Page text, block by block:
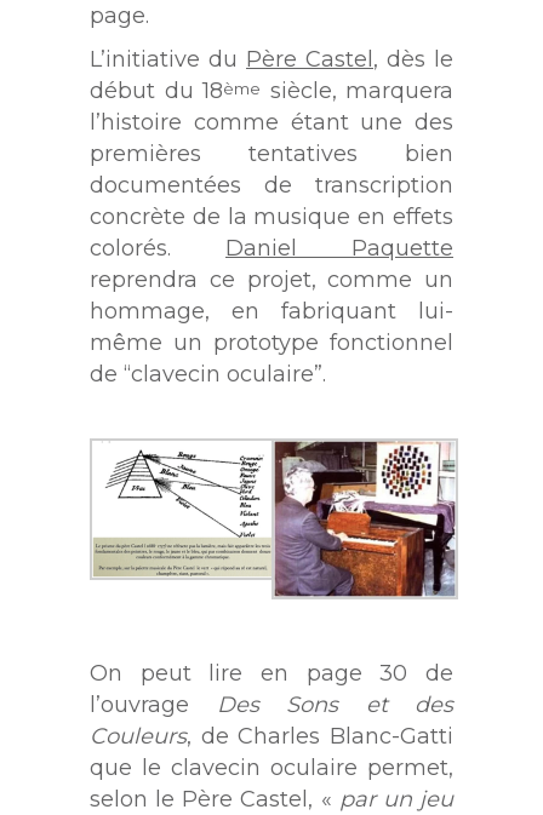
page.
L’initiative du Père Castel , dès le
début du 18ème siècle, marquera
l’histoire comme étant une des
premières tentatives bien
documentées de transcription
concrète de la musique en effets
colorés. Daniel Paquette
reprendra ce projet, comme un
hommage, en fabriquant lui-
même un prototype fonctionnel
de “clavecin oculaire”.
On peut lire en page 30 de
l’ouvrage
Des Sons et des
Couleurs, de Charles Blanc-Gatti
que le clavecin oculaire permet,
selon le Père Castel, « par un jeu